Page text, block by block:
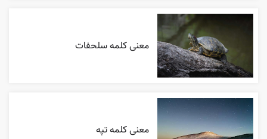
معنی کلمه سلحفات
معنی کلمه تپه